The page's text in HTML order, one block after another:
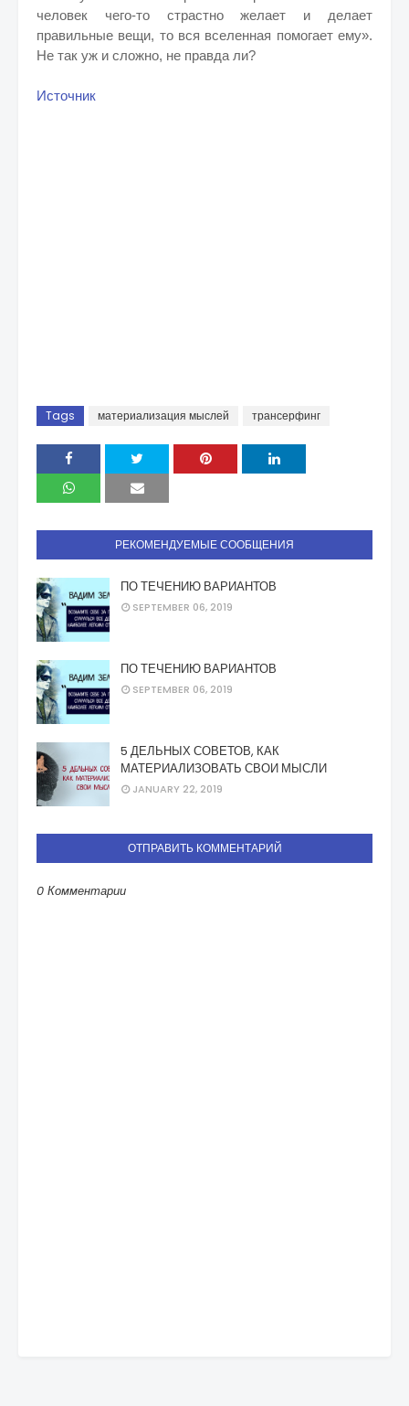
человек чего-то страстно желает и делает
правильные вещи, то вся вселенная помогает ему».
Не так уж и сложно, не правда ли?
Источник
Tags материализация мыслей трансерфинг
РЕКОМЕНДУЕМЫЕ СООБЩЕНИЯ
ПО ТЕЧЕНИЮ ВАРИАНТОВ
SEPTEMBER 06, 2019
ПО ТЕЧЕНИЮ ВАРИАНТОВ
SEPTEMBER 06, 2019
5 ДЕЛЬНЫХ СОВЕТОВ, КАК
МАТЕРИАЛИЗОВАТЬ СВОИ МЫСЛИ
JANUARY 22, 2019
ОТПРАВИТЬ КОММЕНТАРИЙ
0 Комментарии